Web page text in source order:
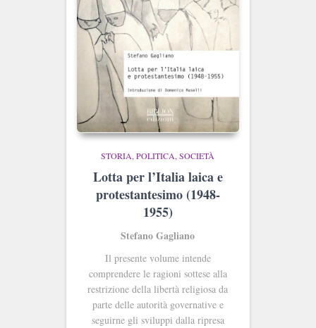
STORIA, POLITICA, SOCIETÀ
Lotta per l’Italia laica e
protestantesimo (1948-
1955)
Stefano Gagliano
Il presente volume intende
comprendere le ragioni sottese alla
restrizione della libertà religiosa da
parte delle autorità governative e
seguirne gli sviluppi dalla ripresa